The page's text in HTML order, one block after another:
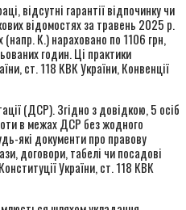
відсутні гарантії відпочинку чи
відомостях за травень 2025 р.
К.) нараховано по 1106 грн,
годин. Ці практики
ст. 118 КВК України, Конвенції
(ДСР). Згідно з довідкою, 5 осіб
в межах ДСР без жодного
які документи про правову
договори, табелі чи посадові
України, ст. 118 КВК